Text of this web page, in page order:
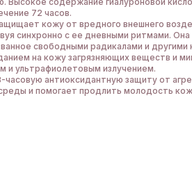
72 часов.
кожу от вредного внешнего
синхронно с ее дневными ритмами.
свободными радикалами и другими
на кожу загрязняющих веществ и
и ультрафиолетовым излучением.
антиоксидантную защиту от
и помогает продлить молодость